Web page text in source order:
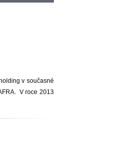
v současné
V roce 2013